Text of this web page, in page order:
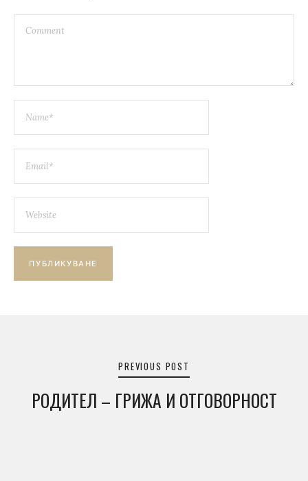
PREVIOUS POST
РОДИТЕЛ – ГРИЖА И ОТГОВОРНОСТ